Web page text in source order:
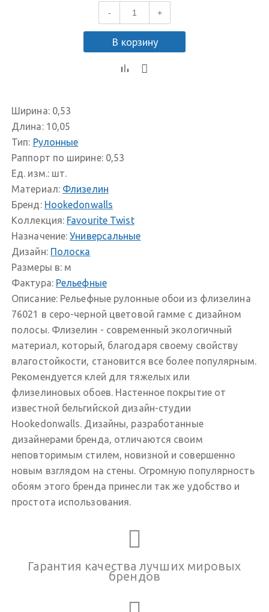
- +
В корзину
Ширина:0,53
Длина:10,05
Тип: Рулонные
Раппорт по ширине:0,53
Ед. изм.:шт.
Материал: Флизелин
Бренд: Hookedonwalls
Коллекция: Favourite Twist
Назначение: Универсальные
Дизайн: Полоска
Размеры в: м
Фактура: Рельефные
Описание:Рельефные рулонные обои из флизелина
76021 в серо-черной цветовой гамме с дизайном
полосы. Флизелин - современный экологичный
материал, который, благодаря своему свойству
влагостойкости, становится все более популярным.
Рекомендуется клей для тяжелых или
флизелиновых обоев. Настенное покрытие от
известной бельгийской дизайн-студии
Hookedonwalls. Дизайны, разработанные
дизайнерами бренда, отличаются своим
неповторимым стилем, новизной и совершенно
новым взглядом на стены. Огромную популярность
обоям этого бренда принесли так же удобство и
простота использования.
Гарантия качества лучших мировых
брендов